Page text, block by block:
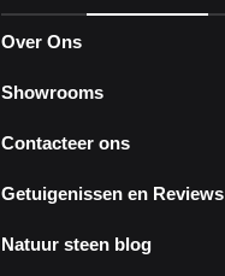
Over Ons
Showrooms
Contacteer ons
Getuigenissen en Reviews
Natuur steen blog